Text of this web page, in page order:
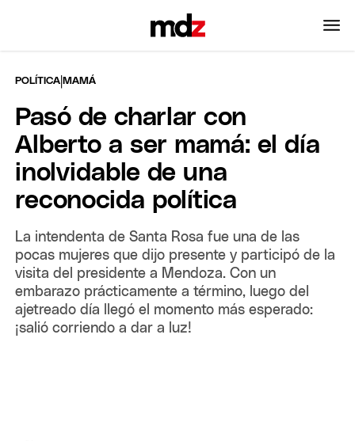
POLÍTICA |MAMÁ
Pasó de charlar con
Alberto a ser mamá: el día
inolvidable de una
reconocida política
La intendenta de Santa Rosa fue una de las
pocas mujeres que dijo presente y participó de la
visita del presidente a Mendoza. Con un
embarazo prácticamente a término, luego del
ajetreado día llegó el momento más esperado:
¡salió corriendo a dar a luz!